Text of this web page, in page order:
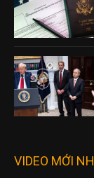
VIDEO MỚI